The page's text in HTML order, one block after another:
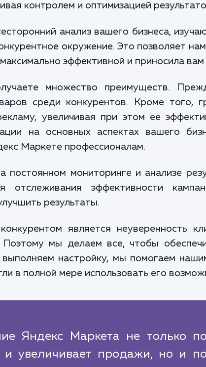
контролем и оптимизацией
анализ вашего бизнеса,
окружение. Это позволяет
эффективной и приносила
множество преимуществ.
среди конкурентов. Кроме того,
увеличивая при этом ее
на основных аспектах вашего
Маркете профессионалам.
мониторинге и анализе
отслеживания эффективности
результаты.
является неуверенность
мы делаем все, чтобы
настройку, мы помогаем
в полной мере использовать его
Яндекс Маркета не только
увеличивает продажи, но и